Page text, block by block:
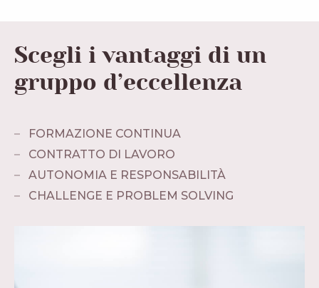
Scegli i vantaggi di un
gruppo d’eccellenza
FORMAZIONE CONTINUA
CONTRATTO DI LAVORO
AUTONOMIA E RESPONSABILITÀ
CHALLENGE E PROBLEM SOLVING